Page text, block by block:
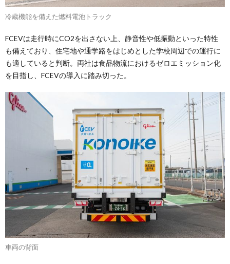
冷蔵機能を備えた燃料電池トラック
FCEVは走行時にCO2を出さない上、静音性や低振動といった特性
も備えており、住宅地や通学路をはじめとした学校周辺での運行に
も適していると判断。両社は食品物流におけるゼロエミッション化
を目指し、FCEVの導入に踏み切った。
車両の背面